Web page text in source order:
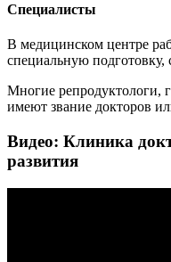
Специалисты
В медицинском центре
специальную подготовку,
Многие репродуктологи,
имеют звание докторов
Видео: Клиника
развития